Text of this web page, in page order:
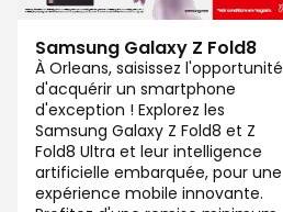
Samsung Galaxy Z Fold8
À Orleans, saisissez l'opportunité
d'acquérir un smartphone
d'exception ! Explorez les
Samsung Galaxy Z Fold8 et Z
Fold8 Ultra et leur intelligence
artificielle embarquée, pour une
expérience mobile innovante.